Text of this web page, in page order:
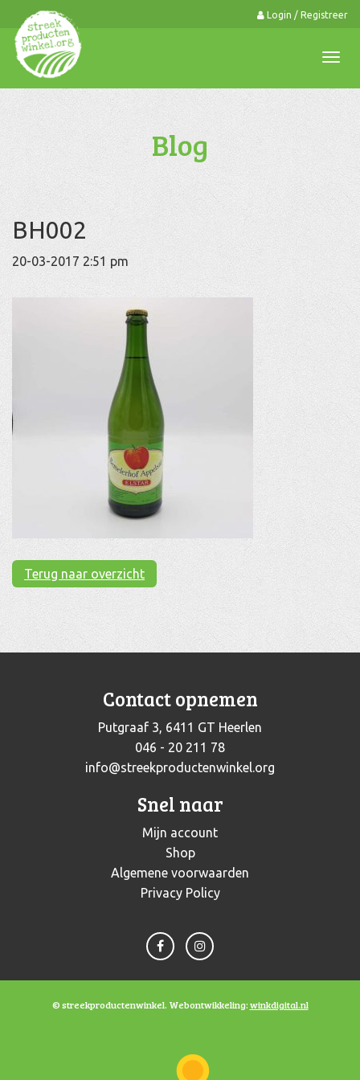
Login / Registreer
Blog
BH002
20-03-2017 2:51 pm
Terug naar overzicht
Contact opnemen
Putgraaf 3, 6411 GT Heerlen
046 - 20 211 78
info@streekproductenwinkel.org
Snel naar
Mijn account
Shop
Algemene voorwaarden
Privacy Policy
© streekproductenwinkel. Webontwikkeling:winkdigital.nl